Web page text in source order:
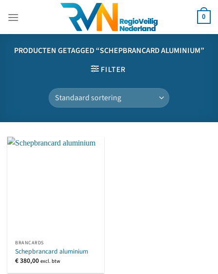
naar
0
PRODUCTEN GETAGGED “SCHEPBRANCARD ALUMINIUM”
FILTER
BRANCARDS
Schepbrancard aluminium
€380,00 excl. btw